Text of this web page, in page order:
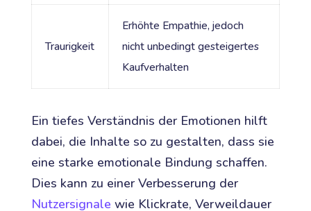
Traurigkeit
Erhöhte Empathie, jedoch
nicht unbedingt gesteigertes
Kaufverhalten
Ein tiefes Verständnis der Emotionen hilft
dabei, die Inhalte so zu gestalten, dass sie
eine starke emotionale Bindung schaffen.
Dies kann zu einer Verbesserung der
Nutzersignale wie Klickrate, Verweildauer